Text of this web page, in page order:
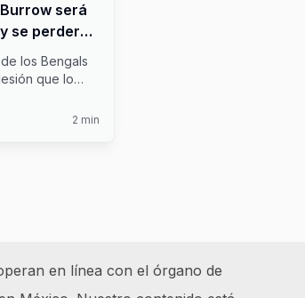
será
se perderá
los Bengals
que lo
2 min
en línea con el órgano de